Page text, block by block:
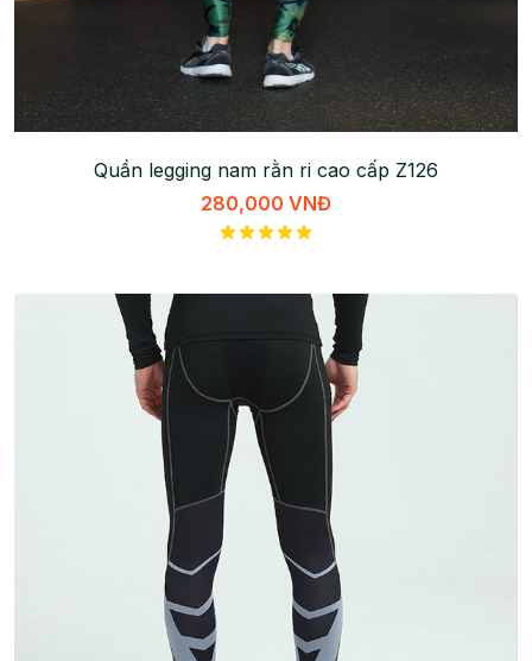
Quần legging nam rằn ri cao cấp Z126
280,000 VNĐ